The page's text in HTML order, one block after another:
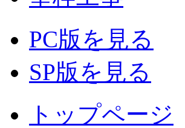
PC版を見る
SP版を見る
トップページ